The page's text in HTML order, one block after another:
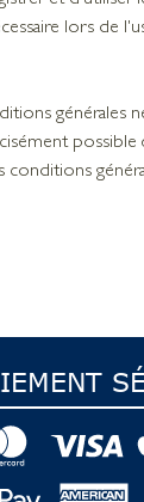
lors de
générales